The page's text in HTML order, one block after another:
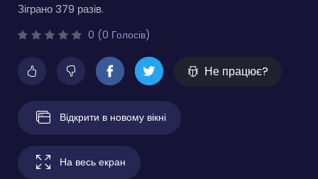
Зіграно 379 разів.
0 (0 Голосів)
Не працює?
Відкрити в новому вікні
На весь екран